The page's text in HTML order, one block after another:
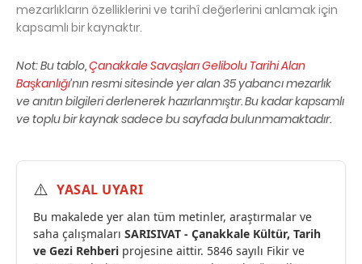
mezarlıkların özelliklerini ve tarihî değerlerini anlamak için
kapsamlı bir kaynaktır.
Not: Bu tablo,Çanakkale Savaşları Gelibolu Tarihi Alan
Başkanlığı’nın resmi sitesinde yer alan 35 yabancı mezarlık
ve anıtın bilgileri derlenerek hazırlanmıştır. Bu kadar kapsamlı
ve toplu bir kaynak sadece bu sayfada bulunmamaktadır.
⚠️ YASAL UYARI
Bu makalede yer alan tüm metinler, araştırmalar ve
saha çalışmaları SARISIVAT - Çanakkale Kültür, Tarih
ve Gezi Rehberi projesine aittir. 5846 sayılı Fikir ve